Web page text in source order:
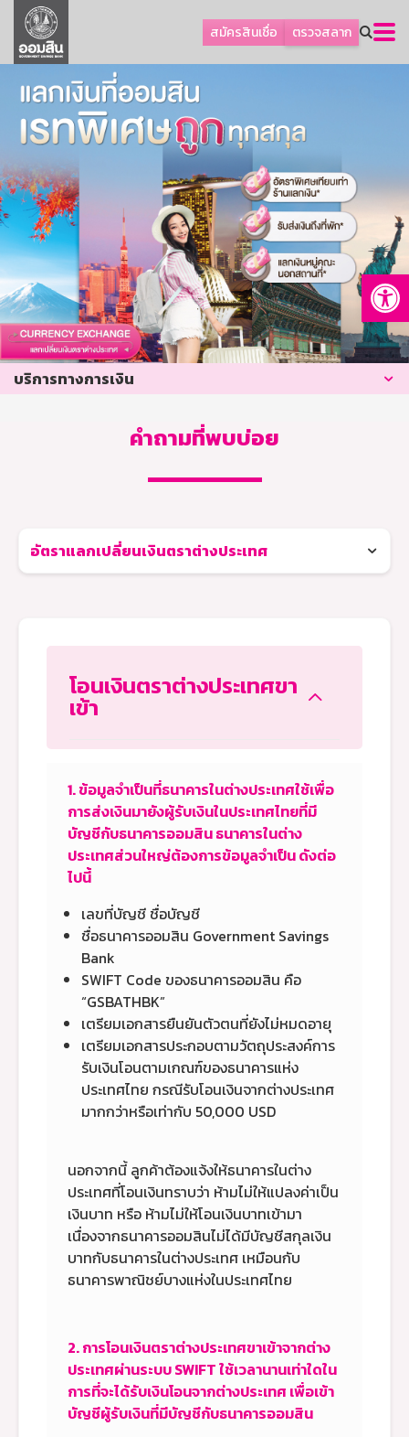
สมัครสินเชื่อ ตรวจสลาก
ลูกค้าธุรกิจ
ลูกค้าผู้ประกอบรายย่อย
โปรโมชัน
ออมเพื่อสุข
เกี่ยวกับธนาคาร
การพัฒนาที่ยั่งยืน
ข่าวสาร
บริการทางการเงิน
อื่นๆ
ติดต่อเรา
บริการออนไลน์
บริการทางการเงิน
คำถามที่พบบ่อย
อัตราแลกเปลี่ยนเงินตราต่างประเทศ
โอนเงินตราต่างประเทศขา
เข้า
1.ข้อมูลจำเป็นที่ธนาคารในต่างประเทศใช้เพื่อ
การส่งเงินมายังผู้รับเงินในประเทศไทยที่มี
บัญชีกับธนาคารออมสิน ธนาคารในต่าง
ประเทศส่วนใหญ่ต้องการข้อมูลจำเป็น ดังต่อ
ไปนี้
เลขที่บัญชี ชื่อบัญชี
ชื่อธนาคารออมสิน Government Savings
Bank
SWIFT Code ของธนาคารออมสิน คือ
“GSBATHBK”
เตรียมเอกสารยืนยันตัวตนที่ยังไม่หมดอายุ
เตรียมเอกสารประกอบตามวัตถุประสงค์การ
รับเงินโอนตามเกณฑ์ของธนาคารแห่ง
ประเทศไทย กรณีรับโอนเงินจากต่างประเทศ
มากกว่าหรือเท่ากับ 50,000 USD
นอกจากนี้ ลูกค้าต้องแจ้งให้ธนาคารในต่าง
ประเทศที่โอนเงินทราบว่า ห้ามไม่ให้แปลงค่าเป็น
เงินบาท หรือ ห้ามไม่ให้โอนเงินบาทเข้ามา
เนื่องจากธนาคารออมสินไม่ได้มีบัญชีสกุลเงิน
บาทกับธนาคารในต่างประเทศ เหมือนกับ
ธนาคารพาณิชย์บางแห่งในประเทศไทย
2. การโอนเงินตราต่างประเทศขาเข้าจากต่าง
ประเทศผ่านระบบ SWIFT ใช้เวลานานเท่าใดใน
การที่จะได้รับเงินโอนจากต่างประเทศ เพื่อเข้า
บัญชีผู้รับเงินที่มีบัญชีกับธนาคารออมสิน